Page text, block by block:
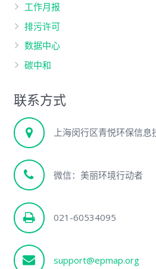
工作月报
排污许可
数据中心
碳中和
联系方式
上海闵行区青悦环保信
微信：美丽环境行动者
021-60534095
support@epmap.org